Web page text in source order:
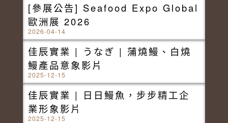
[參展公告] Seafood Expo Global
歐洲展 2026
2026-04-14
佳辰實業 | うなぎ | 蒲燒鰻、白燒
鰻產品意象影片
2025-12-15
佳辰實業 | 日日鰻魚，步步精工企
業形象影片
2025-12-15